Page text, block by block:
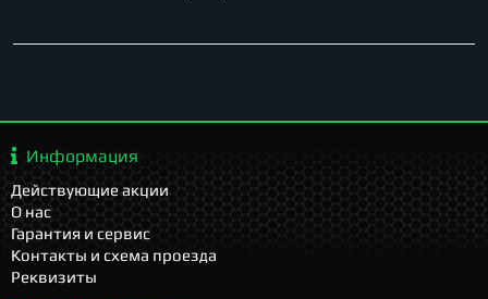
Информация
Действующие акции
О нас
Гарантия и сервис
Контакты и схема проезда
Реквизиты